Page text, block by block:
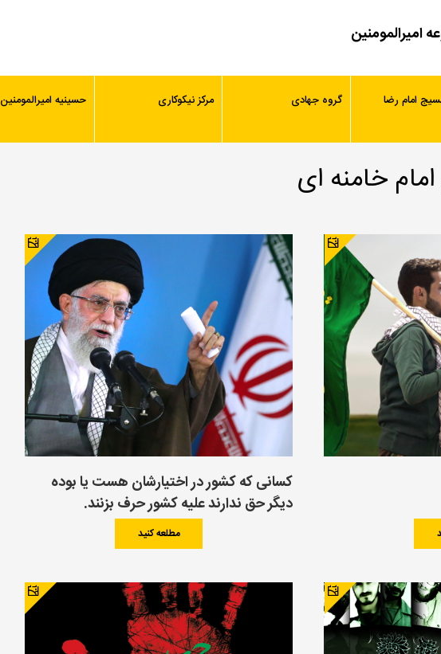
امیرالمومنین
امام رضا گروه جهادی مرکز نیکوکاری حسینیه امیرالمومنین
خامنه ای
کسانی که کشور در اختیارشان هست یا بوده
دیگر حق ندارند علیه کشور حرف بزنند.
مطلعه کنید